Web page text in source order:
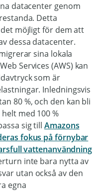
datacenter genom
Detta
möjligt för dem att
dessa datacenter.
sina lokala
Services (AWS) kan
som är
Inledningsvis
80 %, och den kan bli
med 100 %
sig tillAmazons
fokus på förnybar
vattenanvändning
inte bara nytta av
utan också av den
egna